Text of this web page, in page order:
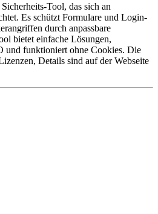
Tool, das sich an
Es schützt Formulare und Login-
durch anpassbare
bietet einfache Lösungen,
und funktioniert ohne Cookies. Die
Details sind auf der Webseite